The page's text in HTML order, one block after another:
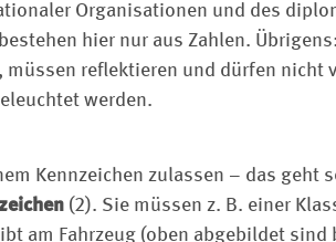
Organisationen und des
hier nur aus Zahlen.
reflektieren und dürfen nicht
werden.
Kennzeichen zulassen – das
(2). Sie müssen z. B. einer
am Fahrzeug (oben abgebildet